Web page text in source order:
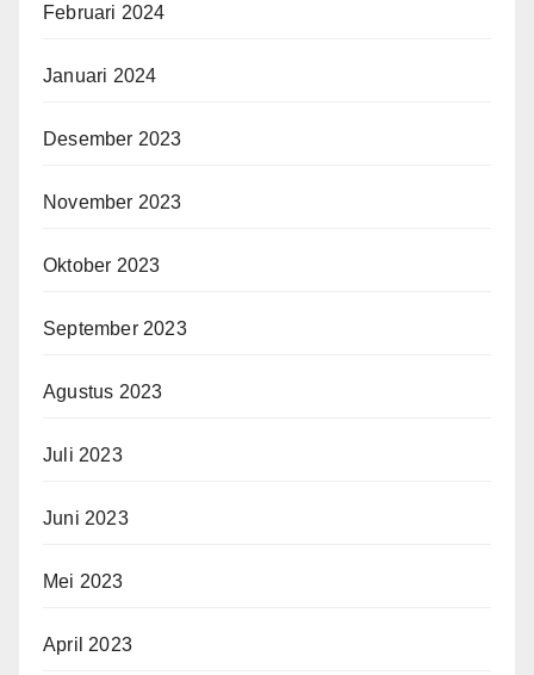
Februari 2024
Januari 2024
Desember 2023
November 2023
Oktober 2023
September 2023
Agustus 2023
Juli 2023
Juni 2023
Mei 2023
April 2023